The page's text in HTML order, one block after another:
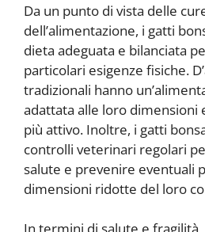
Da un punto di vista delle
dell’alimentazione, i gatti
dieta adeguata e bilanciata
particolari esigenze fisiche.
tradizionali hanno
adattata alle loro dimensioni
più attivo. Inoltre, i gatti
controlli veterinari regolari
salute e prevenire eventuali
dimensioni ridotte del loro